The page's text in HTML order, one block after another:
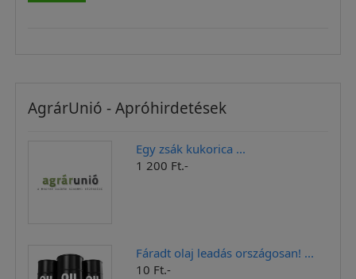
AgrárUnió - Apróhirdetések
Egy zsák kukorica ...
1 200 Ft.-
Fáradt olaj leadás országosan! ...
10 Ft.-